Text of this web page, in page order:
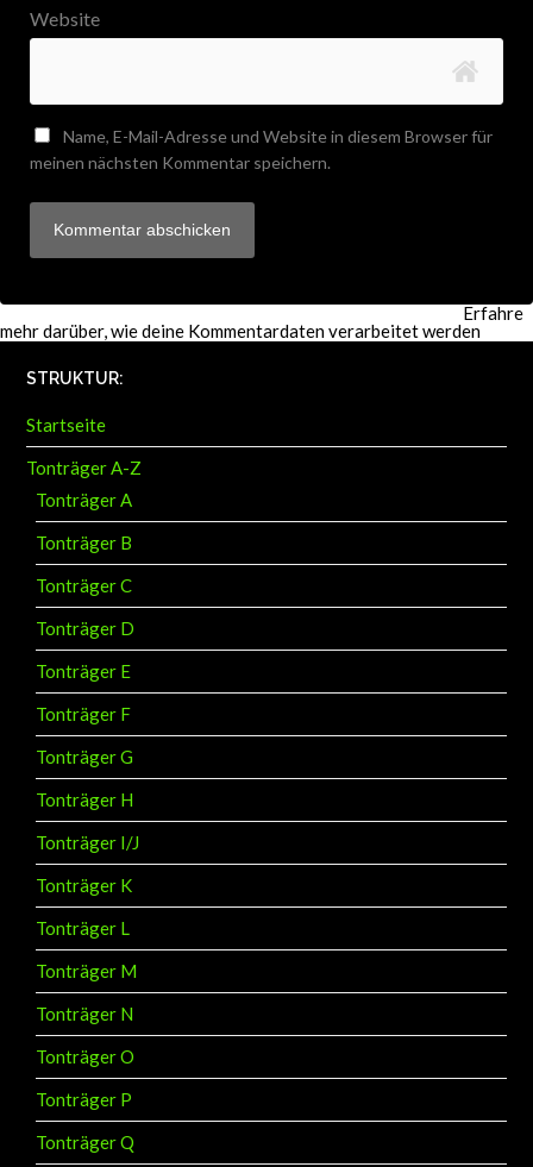
Website
Name, E-Mail-Adresse und Website in diesem Browser für
meinen nächsten Kommentar speichern.
Diese Website verwendet Akismet, um Spam zu reduzieren.Erfahre
mehr darüber, wie deine Kommentardaten verarbeitet werden.
STRUKTUR:
Startseite
Tonträger A-Z
Tonträger A
Tonträger B
Tonträger C
Tonträger D
Tonträger E
Tonträger F
Tonträger G
Tonträger H
Tonträger I/J
Tonträger K
Tonträger L
Tonträger M
Tonträger N
Tonträger O
Tonträger P
Tonträger Q